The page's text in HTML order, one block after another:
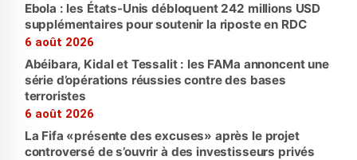
Ebola : les États-Unis débloquent 242 millions USD
supplémentaires pour soutenir la riposte en RDC
6 août 2026
Abéibara, Kidal et Tessalit : les FAMa annoncent une
série d’opérations réussies contre des bases
terroristes
6 août 2026
La Fifa «présente des excuses» après le projet
controversé de s’ouvrir à des investisseurs privés